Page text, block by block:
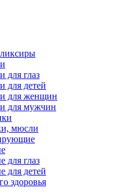
для глаз
для детей
для женщин
для мужчин
мюсли
для глаз
для детей
здоровья